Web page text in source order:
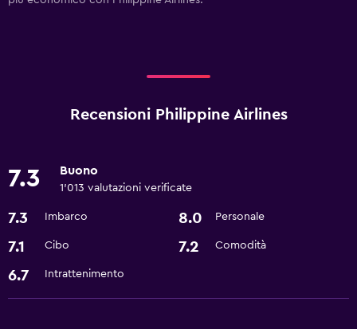
Recensioni Philippine Airlines
7.3 Buono
1’013 valutazioni verificate
7.3 Imbarco 8.0 Personale
7.1 Cibo 7.2 Comodità
6.7 Intrattenimento